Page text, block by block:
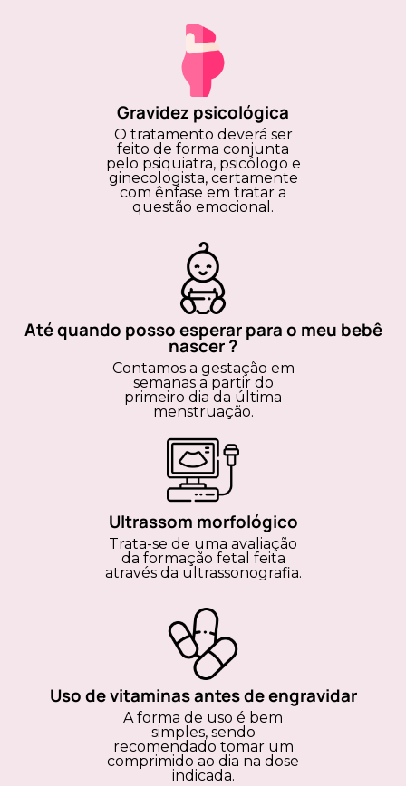
Gravidez psicológica
O tratamento deverá ser
feito de forma conjunta
pelo psiquiatra, psicólogo e
ginecologista, certamente
com ênfase em tratar a
questão emocional.
Até quando posso esperar para o meu bebê
nascer ?
Contamos a gestação em
semanas a partir do
primeiro dia da última
menstruação.
Ultrassom morfológico
Trata-se de uma avaliação
da formação fetal feita
através da ultrassonografia.
Uso de vitaminas antes de engravidar
A forma de uso é bem
simples, sendo
recomendado tomar um
comprimido ao dia na dose
indicada.